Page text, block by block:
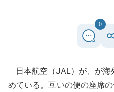
0
日本航空（JAL）が、が海
めている。互いの便の座席